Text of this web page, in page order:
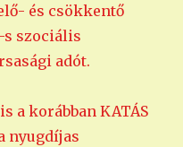
és csökkentő
s szociális
adót.
a korábban KATÁS
nyugdíjas